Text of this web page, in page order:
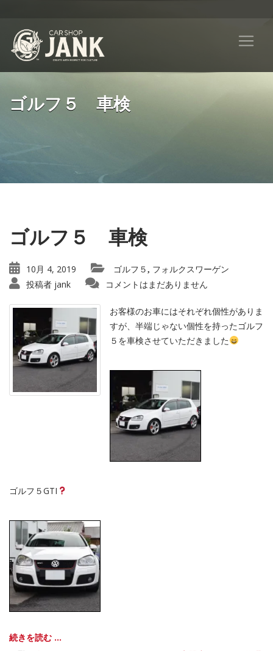
ゴルフ５ 車検
ゴルフ５ 車検
10月 4, 2019 ゴルフ５ , フォルクスワーゲン
投稿者 jank コメントはまだありません
お客様のお車にはそれぞれ個性がありま
すが、半端じゃない個性を持ったゴルフ
５を車検させていただきました
ゴルフ５GTI
続きを読む ...